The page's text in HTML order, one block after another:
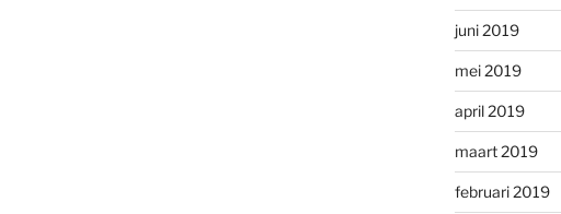
juni 2019
mei 2019
april 2019
maart 2019
februari 2019